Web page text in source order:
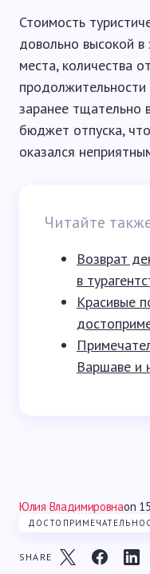
Стоимость
довольно высокой в
места, количества
заранее тщательно
бюджет отпуска,
оказался
Читайте
Возврат
в
Красивые
Варшаве и
Юлия Владимировнаon
SHARE